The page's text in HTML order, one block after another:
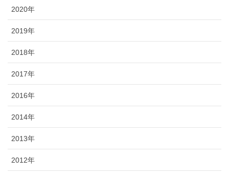
2020年
2019年
2018年
2017年
2016年
2014年
2013年
2012年